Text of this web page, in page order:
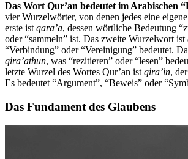
Das Wort Qur’an bedeutet im Arabischen
vier Wurzelwörter, von denen jedes eine
erste ist qara’a, dessen wörtliche Bedeutung
oder “sammeln” ist. Das zweite Wurzelwort ist
“Verbindung” oder “Vereinigung” bedeutet.
qira’athun, was “rezitieren” oder “lesen”
letzte Wurzel des Wortes Qur’an ist qira’in,
Es bedeutet “Argument”, “Beweis” oder
Das Fundament des Glaubens